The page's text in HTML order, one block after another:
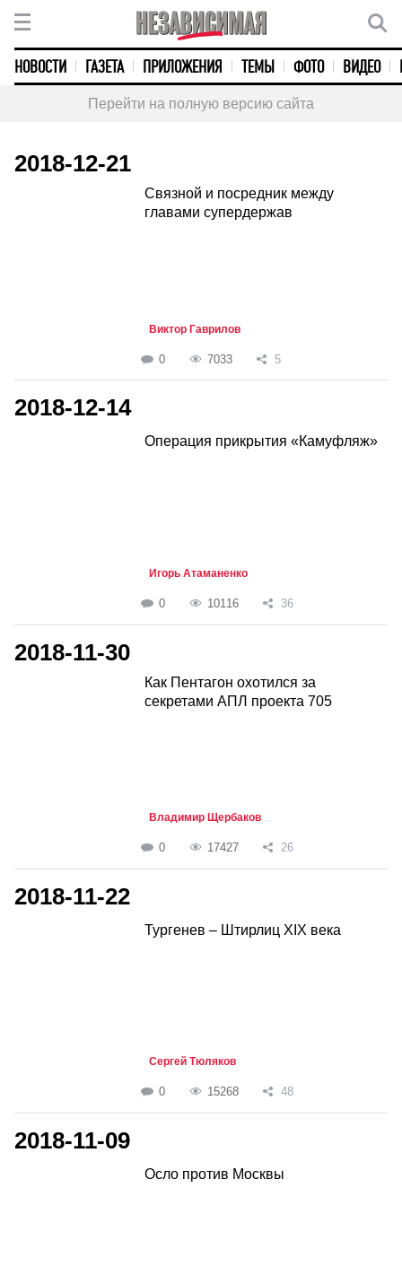
НОВОСТИ ГАЗЕТА ПРИЛОЖЕНИЯ ТЕМЫ ФОТО ВИДЕО
Перейти на полную версию сайта
2018-12-21
Связной и посредник между
главами супердержав
Виктор Гаврилов
0 7033 5
2018-12-14
Операция прикрытия «Камуфляж»
Игорь Атаманенко
0 10116 36
2018-11-30
Как Пентагон охотился за
секретами АПЛ проекта 705
Владимир Щербаков
0 17427 26
2018-11-22
Тургенев – Штирлиц XIX века
Сергей Тюляков
0 15268 48
2018-11-09
Осло против Москвы